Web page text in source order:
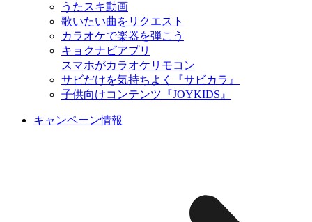
うたスキ動画
歌いたい曲をリクエスト
カラオケで楽器を弾こう
キョクナビアプリ
スマホがカラオケリモコン
サビだけを気持ちよく『サビカラ』
子供向けコンテンツ『JOYKIDS』
キャンペーン情報